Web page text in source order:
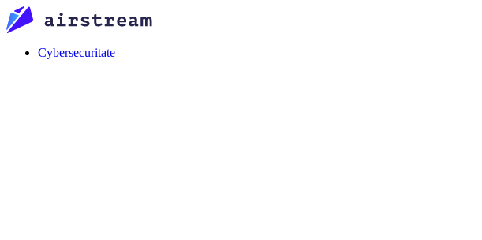
Cybersecuritate